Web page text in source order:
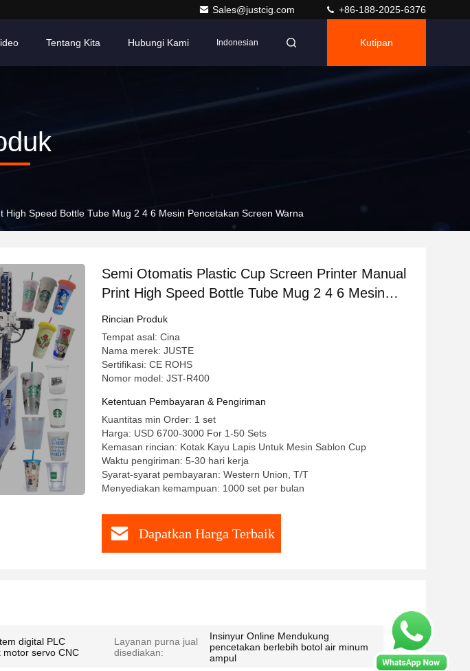
Sales@justcig.com +86-188-2025-6376
Tentang Kita Hubungi Kami Indonesian Kutipan
Speed Bottle Tube Mug 2 4 6 Mesin Pencetakan Screen Warna
Semi Otomatis Plastic Cup Screen Printer Manual
Print High Speed Bottle Tube Mug 2 4 6 Mesin
Pencetakan Screen Warna
Rincian Produk
Tempat asal: Cina
Nama merek: JUSTE
Sertifikasi: CE ROHS
Nomor model: JST-R400
Ketentuan Pembayaran & Pengiriman
Kuantitas min Order: 1 set
Harga: USD 6700-3000 For 1-50 Sets
Kemasan rincian: Kotak Kayu Lapis Untuk Mesin Sablon Cup
Waktu pengiriman: 5-30 hari kerja
Syarat-syarat pembayaran: Western Union, T/T
Menyediakan kemampuan: 1000 set per bulan
Dapatkan Harga Terbaik
digital PLC
servo CNC
Layanan purna jual
disediakan:
Insinyur Online Mendukung
pencetakan berlebih botol air minum
ampul